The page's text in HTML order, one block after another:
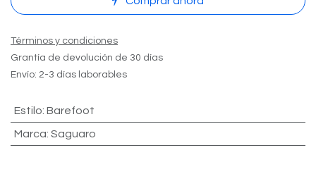
Términos y condiciones
Grantía de devolución de 30 días
Envío: 2-3 días laborables
Estilo: Barefoot
Marca: Saguaro